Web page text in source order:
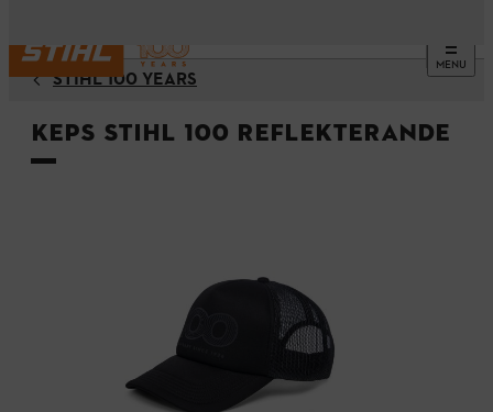
MENU
STIHL 100 YEARS
Keps STIHL 100 REFLEKTERANDE